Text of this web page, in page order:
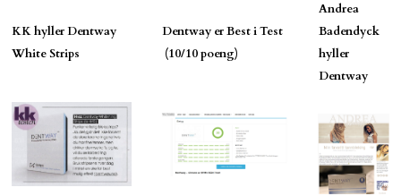
KK hyller Dentway
White Strips
Dentway er Best i Test
(10/10 poeng)
Andrea
Badendyck
hyller
Dentway